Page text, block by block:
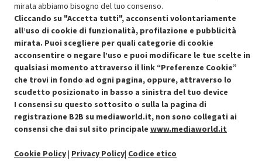
Condizioni generali di vendita
Cookie Policy
Preferenze cookie
Informativa privacy
Accessibilità
Recedere dal contratto qui
mirata abbiamo bisogno del tuo consenso.
Cliccando su "Accetta tutti", acconsenti volontariamente
all’uso di cookie di funzionalità, profilazione e pubblicità
mirata. Puoi scegliere per quali categorie di cookie
acconsentire o negare l’uso e puoi modificare le tue scelte in
qualsiasi momento attraverso il link “Preferenze Cookie”
che trovi in fondo ad ogni pagina, oppure, attraverso lo
scudetto posizionato in basso a sinistra del tuo device
I consensi su questo sottosito o sulla la pagina di
registrazione B2B su mediaworld.it, non sono collegati ai
consensi che dai sul sito principale www.mediaworld.it
Cookie Policy| Privacy Policy| Codice etico